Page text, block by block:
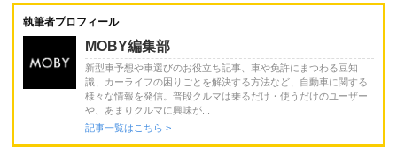
執筆者プロフィール
MOBY編集部
新型車予想や車選びのお役立ち記事、車や免許にまつわる豆知
識、カーライフの困りごとを解決する方法など、自動車に関する
様々な情報を発信。普段クルマは乗るだけ・使うだけのユーザー
や、あまりクルマに興味が...
記事一覧はこちら >